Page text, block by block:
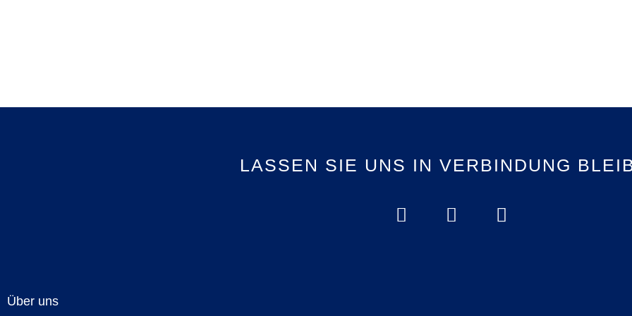
LASSEN SIE UNS IN VERBINDUNG
Über uns